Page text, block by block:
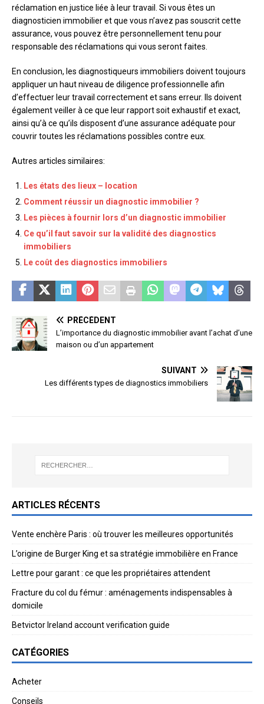
réclamation en justice liée à leur travail. Si vous êtes un
diagnosticien immobilier et que vous n’avez pas souscrit cette
assurance, vous pouvez être personnellement tenu pour
responsable des réclamations qui vous seront faites.
En conclusion, les diagnostiqueurs immobiliers doivent toujours
appliquer un haut niveau de diligence professionnelle afin
d’effectuer leur travail correctement et sans erreur. Ils doivent
également veiller à ce que leur rapport soit exhaustif et exact,
ainsi qu’à ce qu’ils disposent d’une assurance adéquate pour
couvrir toutes les réclamations possibles contre eux.
Autres articles similaires:
Les états des lieux – location
Comment réussir un diagnostic immobilier ?
Les pièces à fournir lors d’un diagnostic immobilier
Ce qu’il faut savoir sur la validité des diagnostics
immobiliers
Le coût des diagnostics immobiliers
PRÉCÉDENT
L’importance du diagnostic immobilier avant l’achat d’une
maison ou d’un appartement
SUIVANT
Les différents types de diagnostics immobiliers
ARTICLES RÉCENTS
Vente enchère Paris : où trouver les meilleures opportunités
L’origine de Burger King et sa stratégie immobilière en France
Lettre pour garant : ce que les propriétaires attendent
Fracture du col du fémur : aménagements indispensables à
domicile
Betvictor Ireland account verification guide
CATÉGORIES
Acheter
Conseils